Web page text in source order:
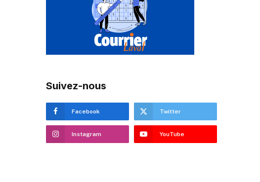
Suivez-nous
Facebook Twitter
Instagram YouTube